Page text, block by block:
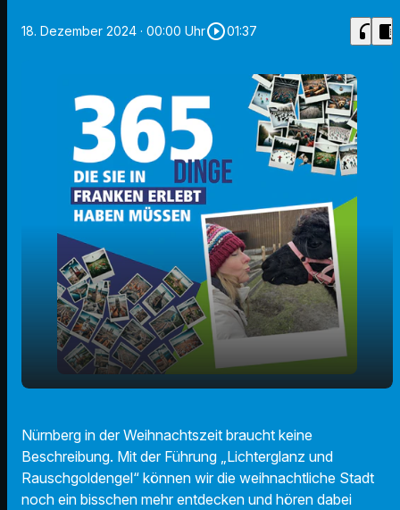
18. Dezember 2024 · 00:00 Uhrplay_circle_outline01:37 headphones chrome_reader_mode
play_arrow
00:00
Nürnberg in der Weihnachtszeit braucht keine
Beschreibung. Mit der Führung „Lichterglanz und
Rauschgoldengel“ können wir die weihnachtliche Stadt
noch ein bisschen mehr entdecken und hören dabei